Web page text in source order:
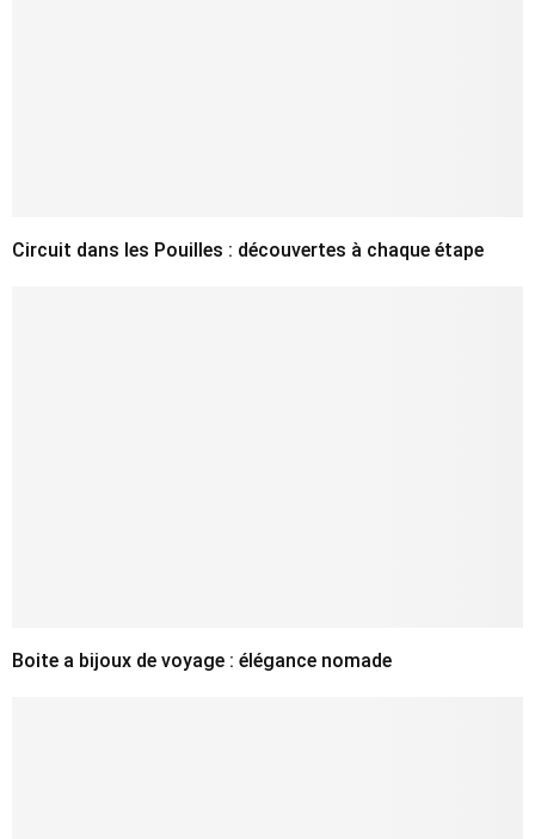
Circuit dans les Pouilles : découvertes à chaque étape
Boite a bijoux de voyage : élégance nomade